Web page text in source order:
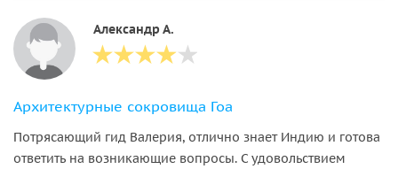
Александр А.
Архитектурные сокровища Гоа
Потрясающий гид Валерия, отлично знает Индию и готова
ответить на возникающие вопросы. С удовольствием